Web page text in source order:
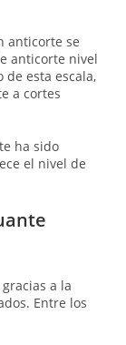
anticorte se
anticorte nivel
esta escala,
a cortes
ha sido
el nivel de
a la
Entre los